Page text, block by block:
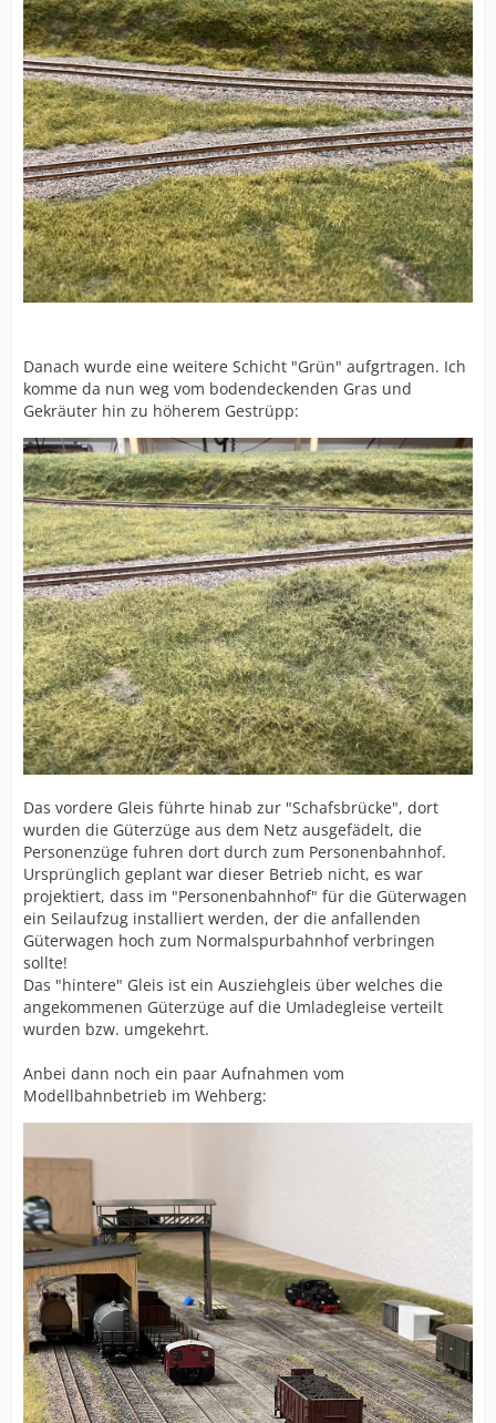
Danach wurde eine weitere Schicht "Grün" aufgrtragen. Ich
komme da nun weg vom bodendeckenden Gras und
Gekräuter hin zu höherem Gestrüpp:
Das vordere Gleis führte hinab zur "Schafsbrücke", dort
wurden die Güterzüge aus dem Netz ausgefädelt, die
Personenzüge fuhren dort durch zum Personenbahnhof.
Ursprünglich geplant war dieser Betrieb nicht, es war
projektiert, dass im "Personenbahnhof" für die Güterwagen
ein Seilaufzug installiert werden, der die anfallenden
Güterwagen hoch zum Normalspurbahnhof verbringen
sollte!
Das "hintere" Gleis ist ein Ausziehgleis über welches die
angekommenen Güterzüge auf die Umladegleise verteilt
wurden bzw. umgekehrt.
Anbei dann noch ein paar Aufnahmen vom
Modellbahnbetrieb im Wehberg: